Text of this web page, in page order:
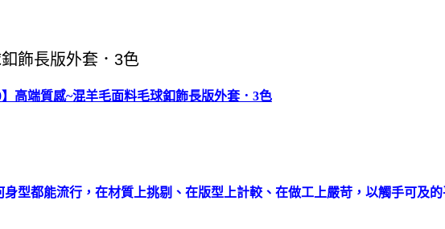
】高端質感~混羊毛面料毛球釦飾長版外套．3色
型都能流行，在材質上挑剔、在版型上計較、在做工上嚴苛，以觸手可及